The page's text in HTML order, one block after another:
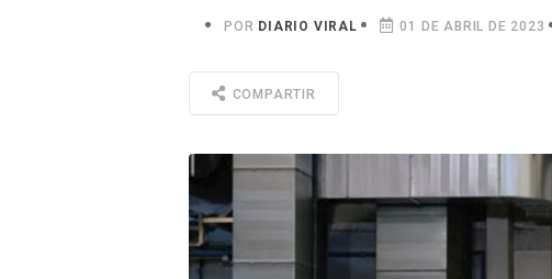
POR DIARIO VIRAL 01 DE ABRIL DE 2023
COMPARTIR